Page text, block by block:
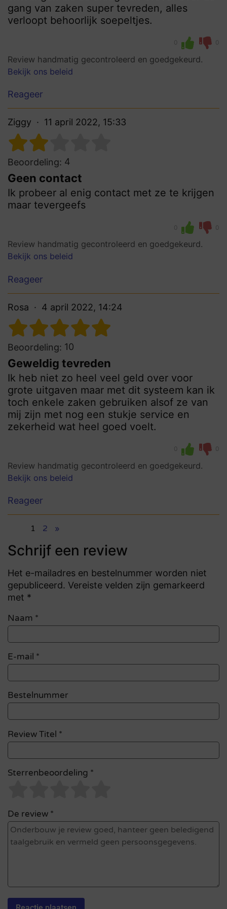
gang van zaken super tevreden, alles
verloopt behoorlijk soepeltjes.
0 0
Review handmatig gecontroleerd en goedgekeurd.
Bekijk ons beleid
Reageer
Ziggy 11 april 2022, 15:33
Beoordeling: 4
Geen contact
Ik probeer al enig contact met ze te krijgen
maar tevergeefs
0 0
Review handmatig gecontroleerd en goedgekeurd.
Bekijk ons beleid
Reageer
Rosa 4 april 2022, 14:24
Beoordeling: 10
Geweldig tevreden
Ik heb niet zo heel veel geld over voor
grote uitgaven maar met dit systeem kan ik
toch enkele zaken gebruiken alsof ze van
mij zijn met nog een stukje service en
zekerheid wat heel goed voelt.
0 0
Review handmatig gecontroleerd en goedgekeurd.
Bekijk ons beleid
Reageer
1 2 »
Schrijf een review
Het e-mailadres en bestelnummer worden niet
gepubliceerd. Vereiste velden zijn gemarkeerd
met *
Naam *
E-mail *
Bestelnummer
Review Titel *
Sterrenbeoordeling *
De review *